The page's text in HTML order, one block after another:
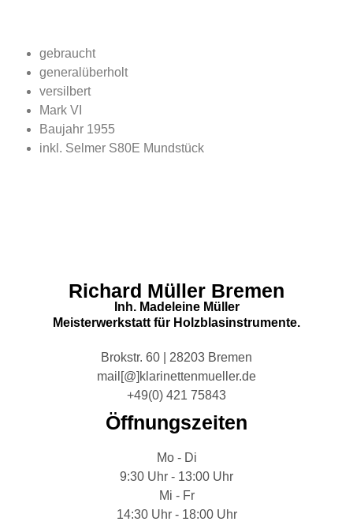
gebraucht
generalüberholt
versilbert
Mark VI
Baujahr 1955
inkl. Selmer S80E Mundstück
Richard Müller Bremen
Inh. Madeleine Müller
Meisterwerkstatt für Holzblasinstrumente.
Brokstr. 60 | 28203 Bremen
mail[@]klarinettenmueller.de
+49(0) 421 75843
Öffnungszeiten
Mo - Di
9:30 Uhr - 13:00 Uhr
Mi - Fr
14:30 Uhr - 18:00 Uhr